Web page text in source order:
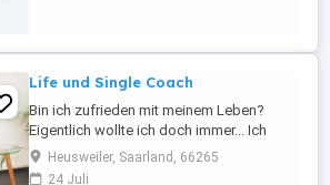
Life und Single Coach
Bin ich zufrieden mit meinem Leben?
Eigentlich wollte ich doch immer... Ich
habe so viele Fragen, auf die ich keine
Antwort weiß! Kommen dir solche Sätze
Heusweiler, Saarland, 66265
24 Juli